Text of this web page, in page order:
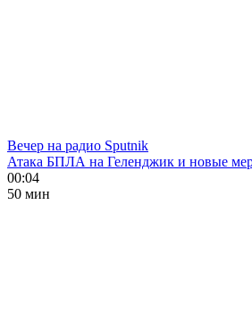
Вечер на радио Sputnik
Атака БПЛА на Геленджик и новые
00:04
50 мин